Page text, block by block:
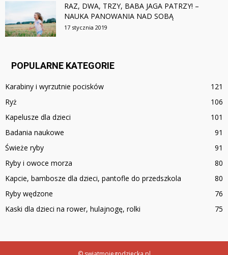
RAZ, DWA, TRZY, BABA JAGA PATRZY! –
NAUKA PANOWANIA NAD SOBĄ
17 stycznia 2019
POPULARNE KATEGORIE
Karabiny i wyrzutnie pocisków
121
Ryż
106
Kapelusze dla dzieci
101
Badania naukowe
91
Świeże ryby
91
Ryby i owoce morza
80
Kapcie, bambosze dla dzieci, pantofle do przedszkola
80
Ryby wędzone
76
Kaski dla dzieci na rower, hulajnogę, rolki
75